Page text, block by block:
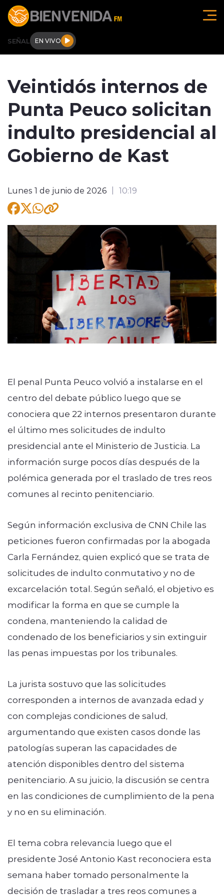
Click acá para ir directamente al contenido
SEÑAL EN VIVO
Tendencias
Deportes
Entrevistas
modo claro
Veintidós internos de
Punta Peuco solicitan
indulto presidencial al
Gobierno de Kast
Lunes 1 de junio de 2026 10:19
El penal Punta Peuco volvió a instalarse en el
centro del debate público luego que se
conociera que 22 internos presentaron durante
el último mes solicitudes de indulto
presidencial ante el Ministerio de Justicia. La
información surge pocos días después de la
polémica generada por el traslado de tres reos
comunes al recinto penitenciario.
Según información exclusiva de CNN Chile las
peticiones fueron confirmadas por la abogada
Carla Fernández, quien explicó que se trata de
solicitudes de indulto conmutativo y no de
excarcelación total. Según señaló, el objetivo es
modificar la forma en que se cumple la
condena, manteniendo la calidad de
condenado de los beneficiarios y sin extinguir
las penas impuestas por los tribunales.
La jurista sostuvo que las solicitudes
corresponden a internos de avanzada edad y
con complejas condiciones de salud,
argumentando que existen casos donde las
patologías superan las capacidades de
atención disponibles dentro del sistema
penitenciario. A su juicio, la discusión se centra
en las condiciones de cumplimiento de la pena
y no en su eliminación.
El tema cobra relevancia luego que el
presidente José Antonio Kast reconociera esta
semana haber tomado personalmente la
decisión de trasladar a tres reos comunes a